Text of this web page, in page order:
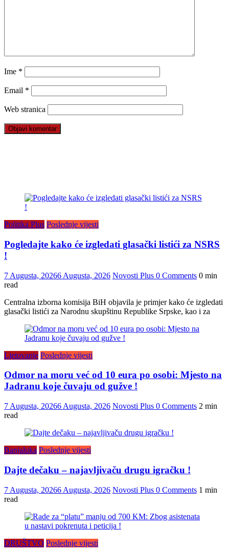
Ime *
Email *
Web stranica
Politika Plus Poslednje vijesti
Pogledajte kako će izgledati glasački listići za NSRS
!
7 Augusta, 20266 Augusta, 2026 Novosti Plus 0 Comments 0 min
read
Centralna izborna komisija BiH objavila je primjer kako će izgledati
glasački listići za Narodnu skupštinu Republike Srpske, kao i za
Ljetovanje Poslednje vijesti
Odmor na moru već od 10 eura po osobi: Mjesto na
Jadranu koje čuvaju od gužve !
7 Augusta, 20266 Augusta, 2026 Novosti Plus 0 Comments 2 min
read
Banjaluka Poslednje vijesti
Dajte dečaku – najavljivaču drugu igračku !
7 Augusta, 20266 Augusta, 2026 Novosti Plus 0 Comments 1 min
read
DRUŠTVO Poslednje vijesti